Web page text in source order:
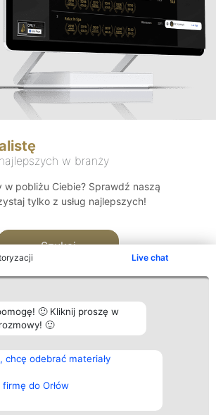
Live chat
🙂 Kliknij proszę w
🙂
odebrać materiały
do Orłów
w branży
w pobliżu Ciebie? Sprawdź naszą
tylko z usług najlepszych!
Szukaj
Plebiscyt
Laureaci
wszystkich
Laureatów
Regulamin
Kontakt
Kontakt